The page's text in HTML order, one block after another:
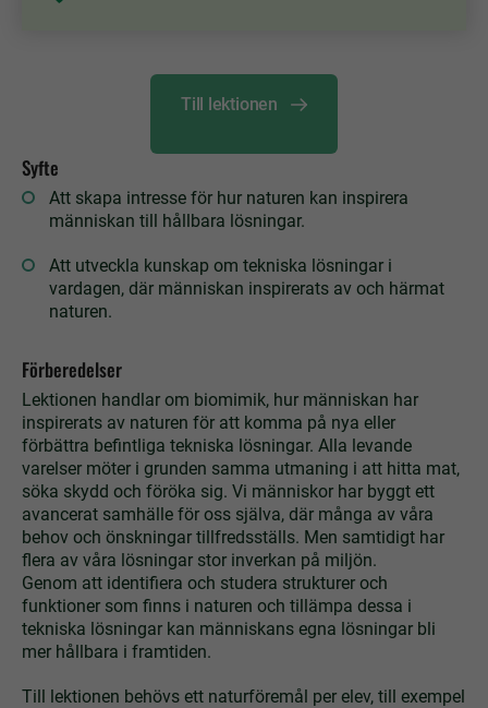
Till lektionen
Syfte
Att skapa intresse för hur naturen kan inspirera
människan till hållbara lösningar.
Att utveckla kunskap om tekniska lösningar i
vardagen, där människan inspirerats av och härmat
naturen.
Förberedelser
Lektionen handlar om biomimik, hur människan har
inspirerats av naturen för att komma på nya eller
förbättra befintliga tekniska lösningar. Alla levande
varelser möter i grunden samma utmaning i att hitta mat,
söka skydd och föröka sig. Vi människor har byggt ett
avancerat samhälle för oss själva, där många av våra
behov och önskningar tillfredsställs. Men samtidigt har
flera av våra lösningar stor inverkan på miljön.
Genom att identifiera och studera strukturer och
funktioner som finns i naturen och tillämpa dessa i
tekniska lösningar kan människans egna lösningar bli
mer hållbara i framtiden.
Till lektionen behövs ett naturföremål per elev, till exempel